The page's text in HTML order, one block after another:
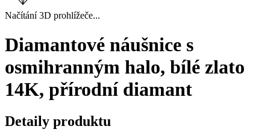
Načítání 3D prohlížeče...
Diamantové náušnice s
osmihranným halo, bílé zlato
14K, přírodní diamant
Detaily produktu